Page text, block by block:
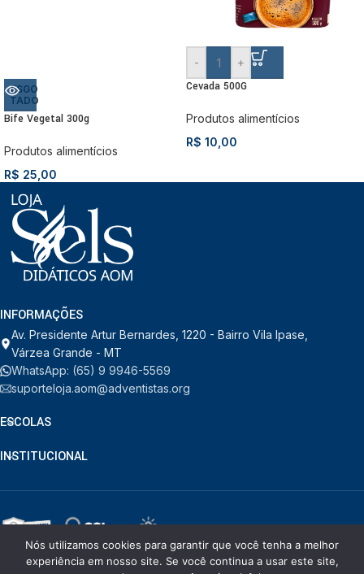
ESGO
TADO
Bife Vegetal 300g
Produtos alimentícios
R$ 25,00
- +
Cevada 500G
Produtos alimentícios
R$ 10,00
INFORMAÇÕES
Av. Presidente Artur Bernardes, 1220 - Bairro Vila Ipase,
Várzea Grande - MT
WhatsApp: (65) 9 9946-5569
suporteloja.aom@adventistas.org
ESCOLAS
INSTITUCIONAL
© RDORVAL - Soluções em Tecnologia.2026
. Todos os direitos
Nós utilizamos cookies para garantir que você tenha a melhor
experiência em nosso site. Se você continua a usar este site,